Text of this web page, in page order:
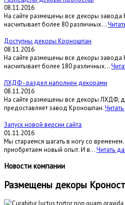
08.11.2016
На сайте размещены все декоры завода
насчитывает более 80 различных...
Доступны декоры Кроношпан
08.11.2016
На сайте размещены все декоры завода
насчитывает более 180 различных...
ЛХДФ - раздел наполнен декорами
08.11.2016
На сайте размещены все декоры ЛХДФ,
предоставляет завод Кроношпан.
Запуск новой версии сайта
01.11.2016
Мы стараемся шагать в ногу со
приобретаем новый опыт. И в...Читать
Новости компании
Размещены декоры